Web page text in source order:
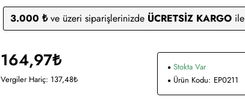
3.000 ₺ve üzeri siparişlerinizde ÜCRETSİZ KARGOile
164,97₺
Vergiler Hariç: 137,48₺
Stokta Var
Ürün Kodu: EP0211